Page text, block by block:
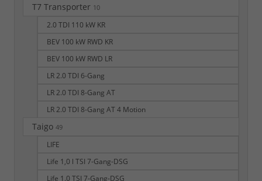
T7 Transporter 10
2.0 TDI 110 kW KR
BEV 100 kW RWD KR
BEV 100 kW RWD LR
LR 2.0 TDI 6-Gang
LR 2.0 TDI 8-Gang AT
LR 2.0 TDI 8-Gang AT 4 Motion
Taigo 49
LIFE
Life 1,0 l TSI 7-Gang-DSG
Life 1.0 TSI 7-Gang-DSG